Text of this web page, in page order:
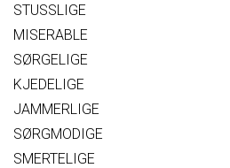
STUSSLIGE
MISERABLE
SØRGELIGE
KJEDELIGE
JAMMERLIGE
SØRGMODIGE
SMERTELIGE